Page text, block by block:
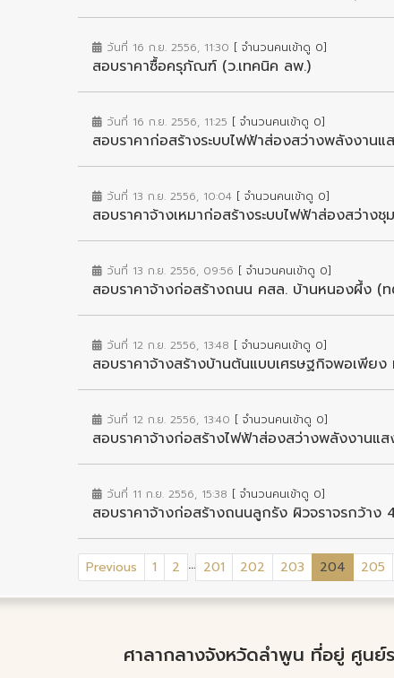
วันที่ 16 ก.ย. 2556, 11:30 [ จำนวนคนเข้าดู 0]
สอบราคาซื้อครุภัณฑ์ (ว.เทคนิค ลพ.)
วันที่ 16 ก.ย. 2556, 11:25 [ จำนวนคนเข้าดู 0]
สอบราคาก่อสร้างระบบไฟฟ้าส่องสว่างพลังงาน
วันที่ 13 ก.ย. 2556, 10:04 [ จำนวนคนเข้าดู 0]
สอบราคาจ้างเหมาก่อสร้างระบบไฟฟ้าส่องสว่า
วันที่ 13 ก.ย. 2556, 09:56 [ จำนวนคนเข้าดู 0]
สอบราคาจ้างก่อสร้างถนน คสล. บ้านหนองผึ้ง (
วันที่ 12 ก.ย. 2556, 13:48 [ จำนวนคนเข้าดู 0]
สอบราคาจ้างสร้างบ้านต้นแบบเศรษฐกิจพอเพีย
วันที่ 12 ก.ย. 2556, 13:40 [ จำนวนคนเข้าดู 0]
สอบราคาจ้างก่อสร้างไฟฟ้าส่องสว่างพลังงาน
วันที่ 11 ก.ย. 2556, 15:38 [ จำนวนคนเข้าดู 0]
สอบราคาจ้างก่อสร้างถนนลูกรัง ผิวจราจรกว้า
Previous 1 2 ... 201 202 203 204 (current)
205
ศาลากลางจังหวัดลำพูน ที่อยู่ ศูนย์